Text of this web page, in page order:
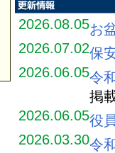
2026.08.05お
2026.07.02保
2026.06.05令
掲
2026.06.05役
2026.03.30令